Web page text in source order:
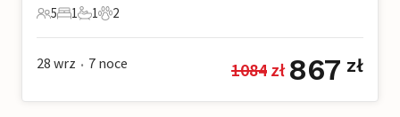
5 Goście
5
1 Sypialnia
1
1 Łazienka
1
2 Zwierzęta domowe
2
28 wrz • 7 noce 1084 zł 867 zł